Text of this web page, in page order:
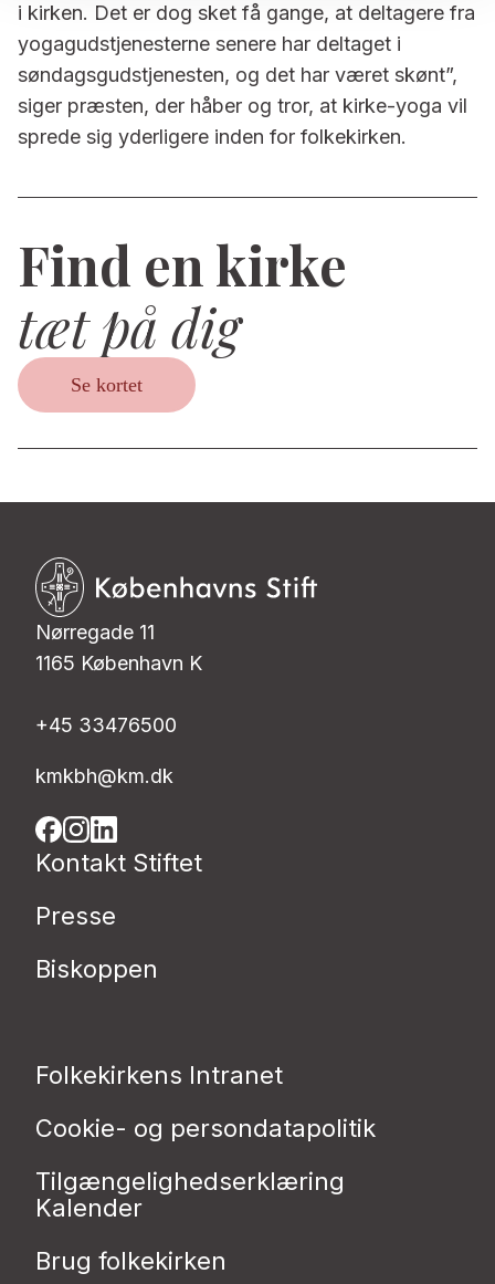
i kirken. Det er dog sket få gange, at deltagere fra
yogagudstjenesterne senere har deltaget i
søndagsgudstjenesten, og det har været skønt”,
siger præsten, der håber og tror, at kirke-yoga vil
sprede sig yderligere inden for folkekirken.
Find en kirke
tæt på dig
Se kortet
Nørregade 11
1165 København K
+45 33476500
kmkbh@km.dk
Kontakt Stiftet
Presse
Biskoppen
Folkekirkens Intranet
Cookie- og persondatapolitik
Tilgængelighedserklæring
Kalender
Brug folkekirken